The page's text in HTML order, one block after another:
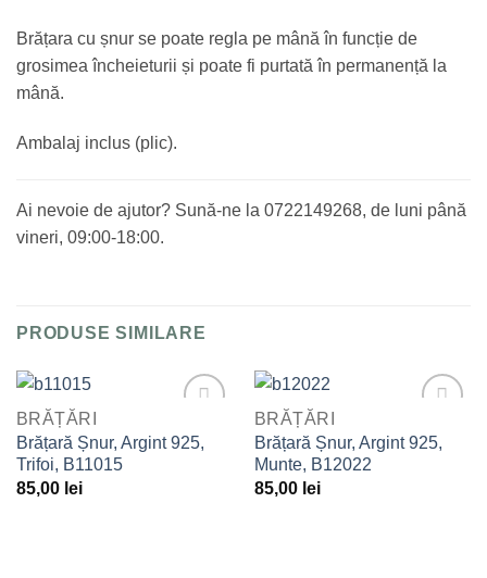
Brățara cu șnur se poate regla pe mână în funcție de
grosimea încheieturii și poate fi purtată în permanență la
mână.
Ambalaj inclus (plic).
Ai nevoie de ajutor? Sună-ne la 0722149268, de luni până
vineri, 09:00-18:00.
PRODUSE SIMILARE
Adaugă
BRĂȚĂRI
Brățară Șnur, Argint 925,
Trifoi, B11015
85,00 lei
Adaugă
BRĂȚĂRI
Brățară Șnur, Argint 925,
Munte, B12022
85,00 lei